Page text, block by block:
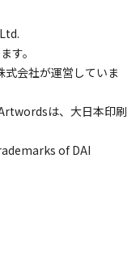
す。
会社が運営していま
は、大日本印刷
of DAI